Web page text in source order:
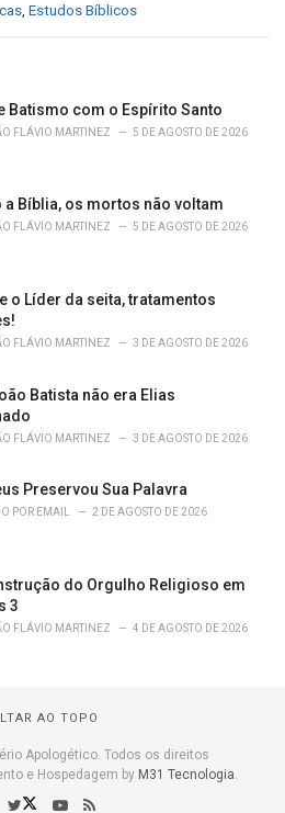
, Estudos Bíblicos
Batismo com o Espírito Santo
FLÁVIO MARTINEZ 5 DE AGOSTO DE 2026
a Bíblia, os mortos não voltam
FLÁVIO MARTINEZ 5 DE AGOSTO DE 2026
o Líder da seita, tratamentos
FLÁVIO MARTINEZ 3 DE AGOSTO DE 2026
Batista não era Elias
FLÁVIO MARTINEZ 3 DE AGOSTO DE 2026
Preservou Sua Palavra
POR EMAIL 2 DE AGOSTO DE 2026
do Orgulho Religioso em
3
FLÁVIO MARTINEZ 4 DE AGOSTO DE 2026
AO TOPO
Apologético. Todos os direitos
e Hospedagem by M31 Tecnologia